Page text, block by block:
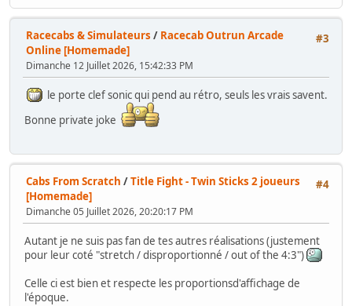
#3
Racecabs & Simulateurs / Racecab Outrun Arcade
Online [Homemade]
Dimanche 12 Juillet 2026, 15:42:33 PM
le porte clef sonic qui pend au rétro, seuls les vrais savent.
Bonne private joke
#4
Cabs From Scratch /Title Fight - Twin Sticks 2 joueurs
[Homemade]
Dimanche 05 Juillet 2026, 20:20:17 PM
Autant je ne suis pas fan de tes autres réalisations (justement
pour leur coté "stretch / disproportionné / out of the 4:3")
Celle ci est bien et respecte les proportionsd'affichage de
l'époque.